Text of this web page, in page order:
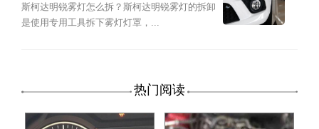
雾灯拆卸方法
斯柯达明锐雾灯怎么拆？斯柯达明锐雾灯的拆卸
是使用专用工具拆下雾灯灯罩，...
热门阅读